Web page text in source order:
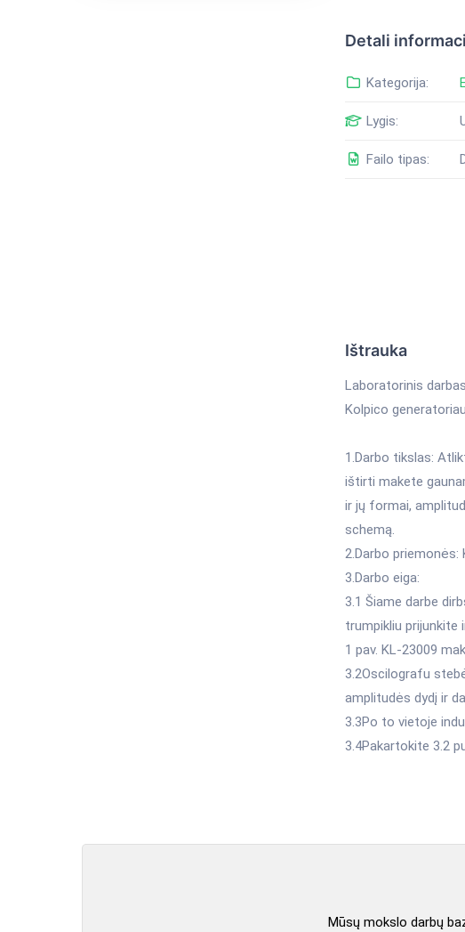
Detali
Kategorija:
Lygis:
Failo tipas:
Ištrauka
Laboratorinis darbas
Kolpico
1.Darbo tikslas:
ištirti makete
ir jų formai,
schemą.
2.Darbo
3.Darbo eiga:
3.1 Šiame darbe
trumpikliu prijunkite
1 pav. KL-23009
3.2Oscilografu
amplitudės dydį ir
3.3Po to vietoje
3.4Pakartokite 3.2
Mūsų mokslo darbų